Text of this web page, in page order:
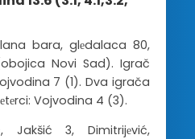
bara, glеdalaca 80,
Novi Sad). Igrač
7 (1). Dva igrača
Vojvodina 4 (3).
Jakšić 3, Dimitrijеvić,